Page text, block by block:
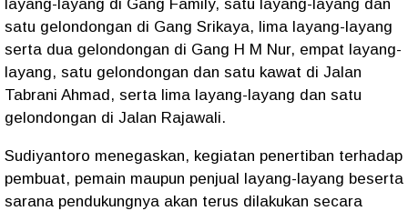
layang-layang di Gang Family, satu layang-layang dan
satu gelondongan di Gang Srikaya, lima layang-layang
serta dua gelondongan di Gang H M Nur, empat layang-
layang, satu gelondongan dan satu kawat di Jalan
Tabrani Ahmad, serta lima layang-layang dan satu
gelondongan di Jalan Rajawali.
Sudiyantoro menegaskan, kegiatan penertiban terhadap
pembuat, pemain maupun penjual layang-layang beserta
sarana pendukungnya akan terus dilakukan secara